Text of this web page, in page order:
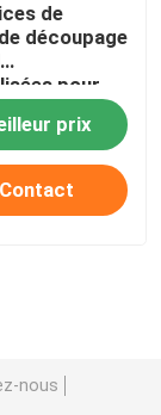
de
découpage
pour
prix
Contact
nous